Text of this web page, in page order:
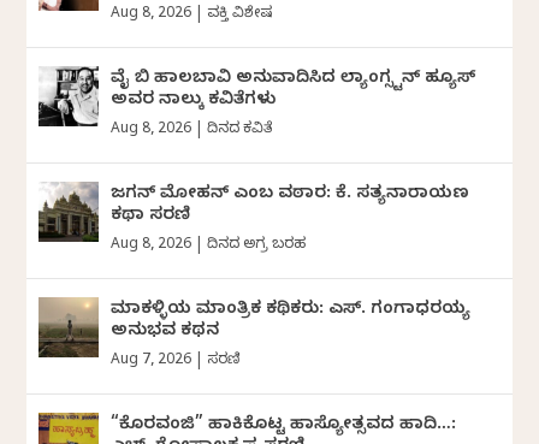
Aug 8, 2026 ವ್ಯಕ್ತಿ ವಿಶೇಷ
ವೈ ಬಿ ಹಾಲಬಾವಿ ಅನುವಾದಿಸಿದ ಲ್ಯಾಂಗ್ಸ್ಟನ್ ಹ್ಯೂಸ್
ಅವರ ನಾಲ್ಕು ಕವಿತೆಗಳು
Aug 8, 2026 |ದಿನದ ಕವಿತೆ
ಜಗನ್‌ ಮೋಹನ್‌ ಎಂಬ ವಠಾರ: ಕೆ. ಸತ್ಯನಾರಾಯಣ
ಕಥಾ ಸರಣಿ
Aug 8, 2026 |ದಿನದ ಅಗ್ರ ಬರಹ
ಮಾಕಳ್ಳಿಯ ಮಾಂತ್ರಿಕ ಕಥಿಕರು: ಎಸ್. ಗಂಗಾಧರಯ್ಯ
ಅನುಭವ ಕಥನ
Aug 7, 2026 ಸರಣಿ
“ಕೊರವಂಜಿ” ಹಾಕಿಕೊಟ್ಟ ಹಾಸ್ಯೋತ್ಸವದ ಹಾದಿ…: